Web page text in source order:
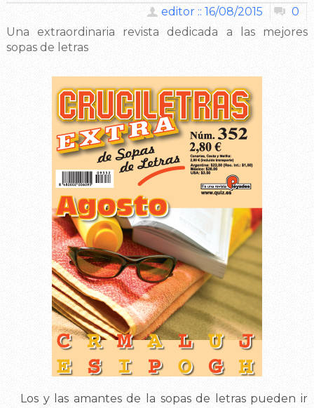
0
editor :: 16/08/2015
Una extraordinaria revista dedicada a las mejores
sopas de letras
Los y las amantes de la sopas de letras pueden ir